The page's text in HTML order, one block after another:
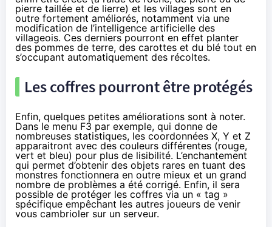
pierre taillée et de lierre) et les villages sont en
outre fortement améliorés, notamment via une
modification de l’intelligence artificielle des
villageois. Ces derniers pourront en effet planter
des pommes de terre, des carottes et du blé tout en
s’occupant automatiquement des récoltes.
Les coffres pourront être protégés
Enfin, quelques petites améliorations sont à noter.
Dans le menu F3 par exemple, qui donne de
nombreuses statistiques, les coordonnées X, Y et Z
apparaitront avec des couleurs différentes (rouge,
vert et bleu) pour plus de lisibilité. L’enchantement
qui permet d’obtenir des objets rares en tuant des
monstres fonctionnera en outre mieux et un grand
nombre de problèmes a été corrigé. Enfin, il sera
possible de protéger les coffres via un « tag »
spécifique empêchant les autres joueurs de venir
vous cambrioler sur un serveur.